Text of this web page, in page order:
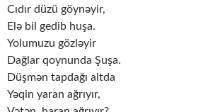
Cıdır düzü göynəyir,
Elə bil gedib huşa.
Yolumuzu gözləyir
Dağlar qoynunda Şuşa.
Düşmən tapdağı altda
Yəqin yaran ağrıyır,